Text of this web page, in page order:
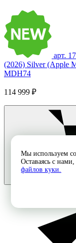
арт.
(2026) Silver (Apple
MDH74
114 999 ₽
Мы используем
Оставаясь с
файлов куки.